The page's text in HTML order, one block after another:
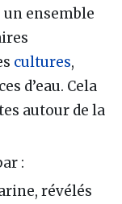
ensemble
cultures,
d’eau. Cela
autour de la
:
révélés